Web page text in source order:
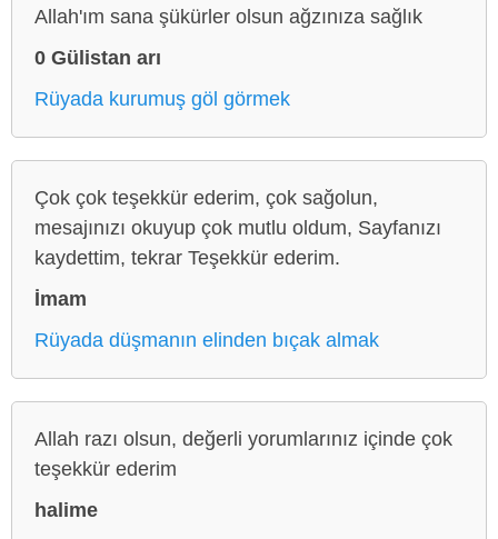
Allah'ım sana şükürler olsun ağzınıza sağlık
0 Gülistan arı
Rüyada kurumuş göl görmek
Çok çok teşekkür ederim, çok sağolun,
mesajınızı okuyup çok mutlu oldum, Sayfanızı
kaydettim, tekrar Teşekkür ederim.
İmam
Rüyada düşmanın elinden bıçak almak
Allah razı olsun, değerli yorumlarınız içinde çok
teşekkür ederim
halime